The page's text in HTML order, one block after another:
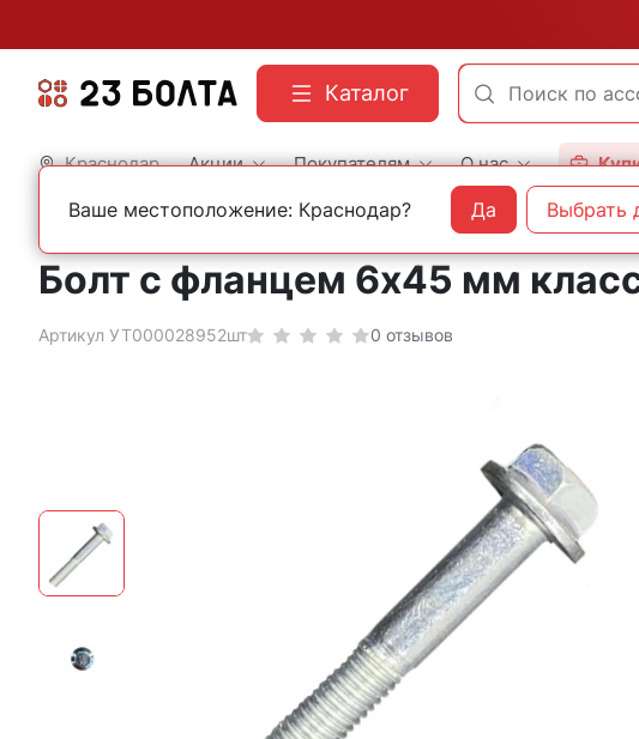
Каталог
Краснодар Акции Покупателям О нас
Главная Строительный крепеж Болты DIN 6921 с фланцем и неполной резьбой DIN 6921 с
Болт с фланцем 6х45 мм
Артикул УТ000028952шт 0 отзывов
Ваше местоположение: Краснодар? Да Выбрать